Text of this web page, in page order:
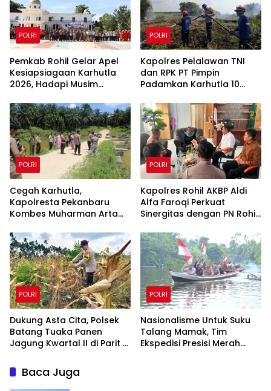
POLRI
Pemkab Rohil Gelar Apel
Kesiapsiagaan Karhutla
2026, Hadapi Musim
POLRI
Kapolres Pelalawan TNI
dan RPK PT Pimpin
Padamkan Karhutla 10
Water Bombing Diterjunkan
POLRI
Cegah Karhutla,
Kapolresta Pekanbaru
Kombes Muharman Arta
Sekaki dan Tenayan Raya
POLRI
Kapolres Rohil AKBP Aldi
Alfa Faroqi Perkuat
Sinergitas dengan PN Rohil
POLRI
Dukung Asta Cita, Polsek
Batang Tuaka Panen
Jagung Kwartal II di Parit 8
POLRI
Nasionalisme Untuk Suku
Talang Mamak, Tim
Ekspedisi Presisi Merah
Baca Juga